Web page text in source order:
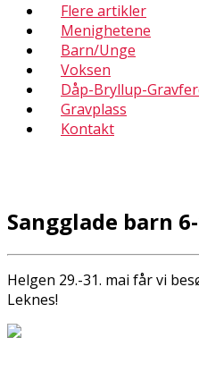
Flere artikler
Menighetene
Barn/Unge
Voksen
Dåp-Bryllup-
Gravplass
Kontakt
Sangglade barn
Helgen 29.-31. mai får vi
Leknes!